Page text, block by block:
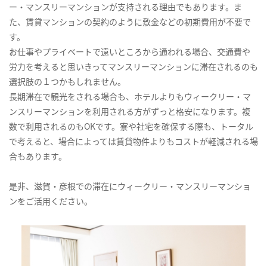
ー・マンスリーマンションが支持される理由でもあります。ま
た、賃貸マンションの契約のように敷金などの初期費用が不要で
す。
お仕事やプライベートで遠いところから通われる場合、交通費や
労力を考えると思いきってマンスリーマンションに滞在されるのも
選択肢の１つかもしれません。
長期滞在で観光をされる場合も、ホテルよりもウィークリー・マ
ンスリーマンションを利用される方がずっと格安になります。複
数で利用されるのもOKです。寮や社宅を確保する際も、トータル
で考えると、場合によっては賃貸物件よりもコストが軽減される場
合もあります。
是非、滋賀・彦根での滞在にウィークリー・マンスリーマンショ
ンをご活用ください。